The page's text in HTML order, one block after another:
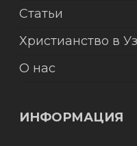
Статьи
Христианство в
О нас
ИНФОРМАЦИЯ